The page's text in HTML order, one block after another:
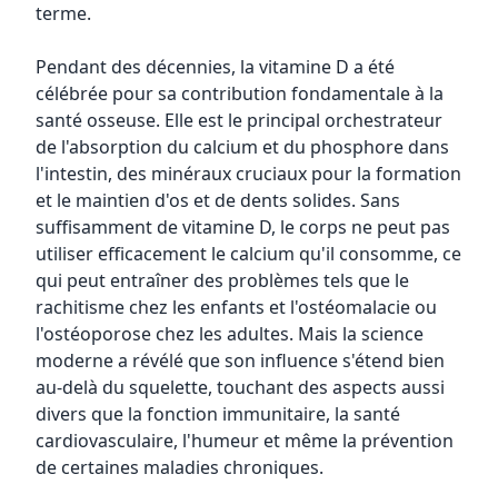
terme.
Pendant des décennies, la vitamine D a été
célébrée pour sa contribution fondamentale à la
santé osseuse. Elle est le principal orchestrateur
de l'absorption du calcium et du phosphore dans
l'intestin, des minéraux cruciaux pour la formation
et le maintien d'os et de dents solides. Sans
suffisamment de vitamine D, le corps ne peut pas
utiliser efficacement le calcium qu'il consomme, ce
qui peut entraîner des problèmes tels que le
rachitisme chez les enfants et l'ostéomalacie ou
l'ostéoporose chez les adultes. Mais la science
moderne a révélé que son influence s'étend bien
au-delà du squelette, touchant des aspects aussi
divers que la fonction immunitaire, la santé
cardiovasculaire, l'humeur et même la prévention
de certaines maladies chroniques.